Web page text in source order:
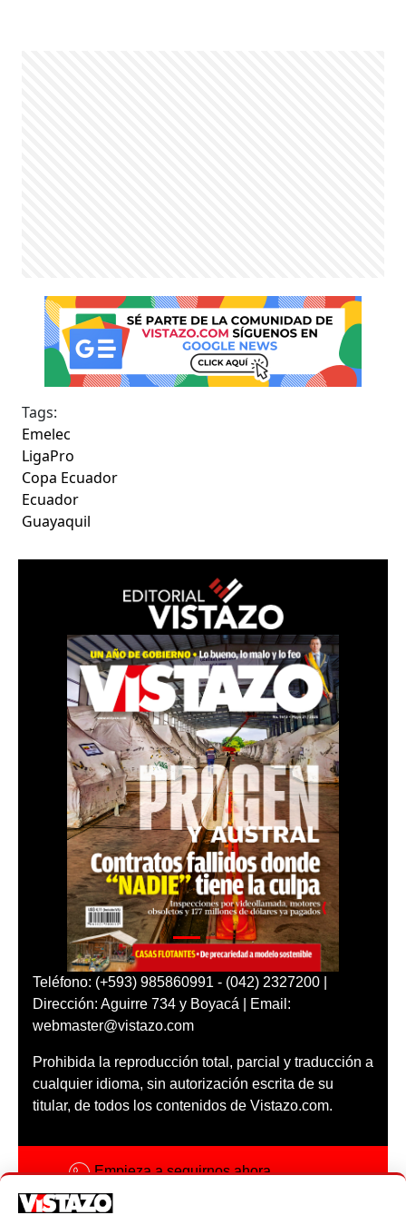
Tags:
Emelec
LigaPro
Copa Ecuador
Ecuador
Guayaquil
Teléfono: (+593) 985860991 - (042) 2327200 |
Dirección: Aguirre 734 y Boyacá | Email:
webmaster@vistazo.com
Prohibida la reproducción total, parcial y traducción a
cualquier idioma, sin autorización escrita de su
titular, de todos los contenidos de Vistazo.com.
Empieza a seguirnos ahora